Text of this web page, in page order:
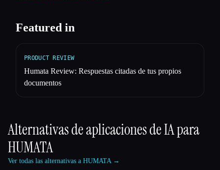
Featured in
PRODUCT REVIEW
Humata Review: Respuestas citadas de tus propios
documentos
Alternativas de aplicaciones de IA para
HUMATA
Ver todas las alternativas a HUMATA →